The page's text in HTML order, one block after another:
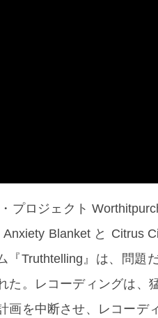
プロジェクト
Blanket と Citrus
『Truthtelling』は、問題
た。レコーディングは、
画を中断させ、レコーデ